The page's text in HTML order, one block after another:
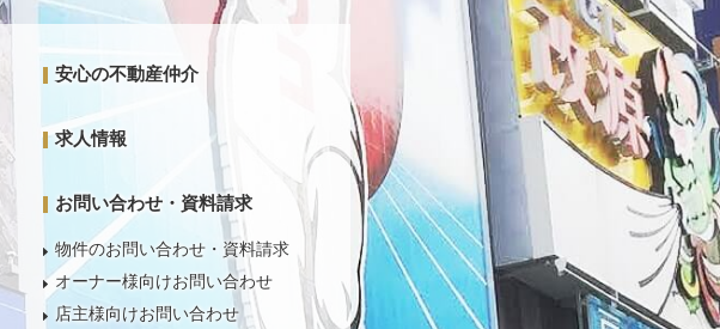
安心の不動産仲介
求人情報
お問い合わせ・資料請求
物件のお問い合わせ・資料請求
オーナー様向けお問い合わせ
店主様向けお問い合わせ